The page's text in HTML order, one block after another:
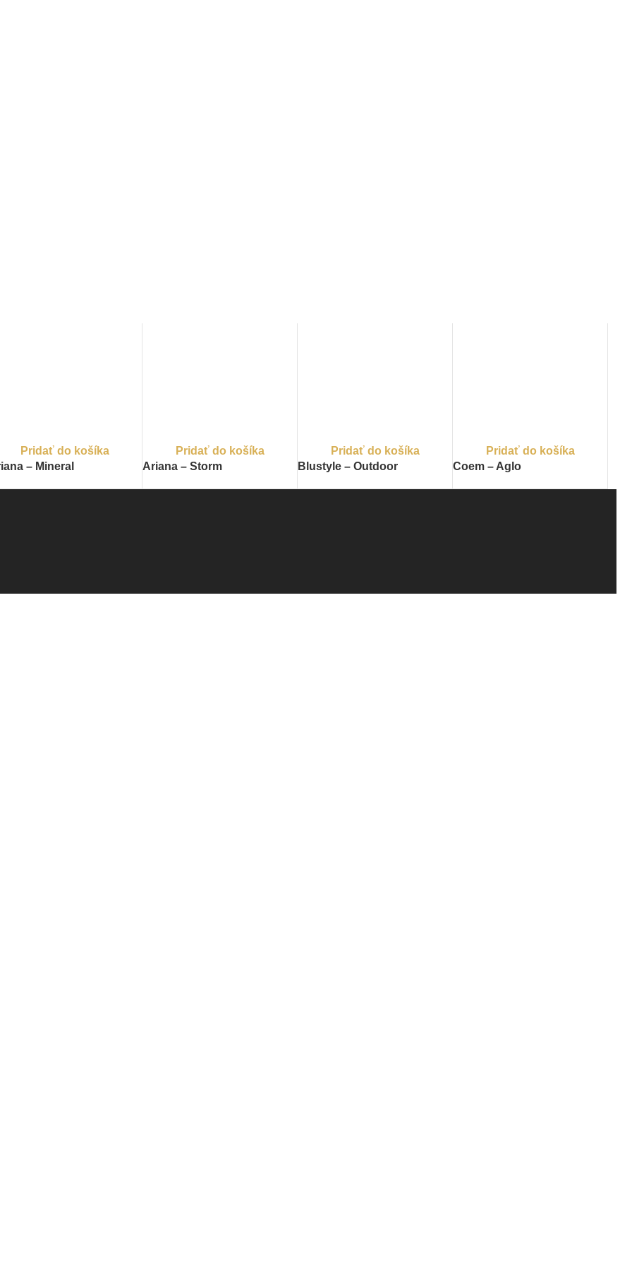
Pridať do košíka
– Mineral
Pridať do košíka
Ariana – Storm
Pridať do košíka
Blustyle – Outdoor
Pridať do košíka
Coem – Aglo